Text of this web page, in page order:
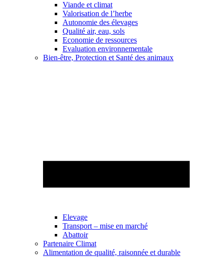
Viande et climat
Valorisation de l’herbe
Autonomie des élevages
Qualité air, eau, sols
Economie de ressources
Evaluation environnementale
Bien-être, Protection et Santé des animaux
Elevage
Transport – mise en marché
Abattoir
Partenaire Climat
Alimentation de qualité, raisonnée et durable